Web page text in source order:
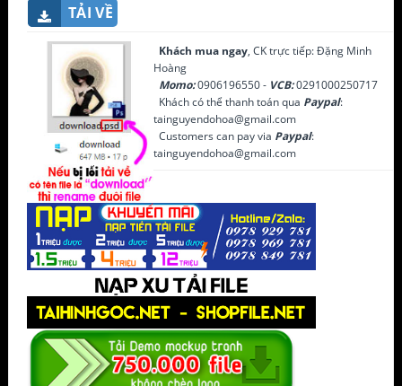
TẢI VỀ
Khách mua ngay, CK trực tiếp: Đặng Minh
Hoàng
Momo:0906196550 - VCB:0291000250717
Khách có thể thanh toán qua Paypal:
tainguyendohoa@gmail.com
Customers can pay via Paypal:
tainguyendohoa@gmail.com